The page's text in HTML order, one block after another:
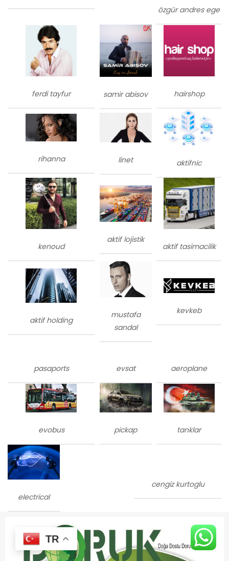
özgür andres ege
ferdi tayfur samir abisov hairshop
rihanna linet aktifnic
kenoud
aktif lojistik
aktif tasimacilik
aktif holding
mustafa
sandal
kevkeb
pasaports evsat aeroplane
evobus pickap tanklar
electrical
cengiz kurtoglu